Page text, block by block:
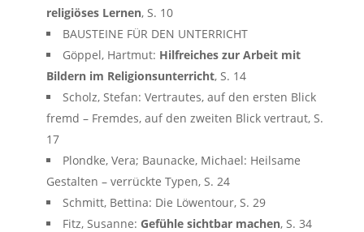
religiöses Lernen, S. 10
BAUSTEINE FÜR DEN UNTERRICHT
Göppel, Hartmut: Hilfreiches zur Arbeit mit
Bildern im Religionsunterricht, S. 14
Scholz, Stefan: Vertrautes, auf den ersten Blick
fremd – Fremdes, auf den zweiten Blick vertraut, S.
17
Plondke, Vera; Baunacke, Michael: Heilsame
Gestalten – verrückte Typen, S. 24
Schmitt, Bettina: Die Löwentour, S. 29
Fitz, Susanne: Gefühle sichtbar machen, S. 34